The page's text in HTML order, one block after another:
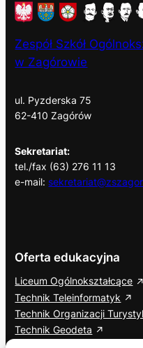
Zespół Szkół
w Zagórowie
ul. Pyzderska 75
62-410 Zagórów
Sekretariat:
tel./fax (63) 276 11 13
e-mail:
Oferta edukacyjna
Liceum Ogólnokształcące
Technik Teleinformatyk
Technik Organizacji
Technik Geodeta